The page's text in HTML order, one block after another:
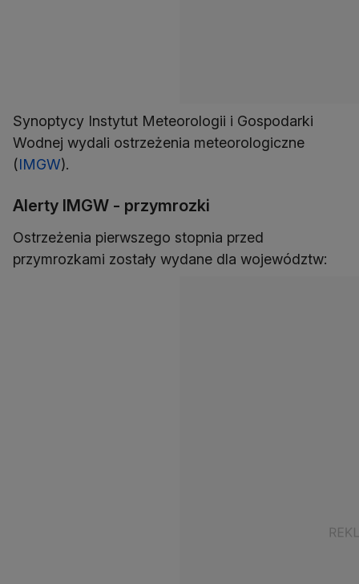
Synoptycy Instytut Meteorologii i Gospodarki
Wodnej wydali ostrzeżenia meteorologiczne
(IMGW).
Alerty IMGW - przymrozki
Ostrzeżenia pierwszego stopnia przed
przymrozkami zostały wydane dla województw: